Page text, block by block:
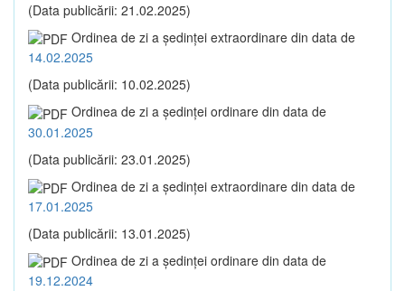
(Data publicării: 21.02.2025)
Ordinea de zi a şedinţei extraordinare din data de
14.02.2025
(Data publicării: 10.02.2025)
Ordinea de zi a şedinţei ordinare din data de
30.01.2025
(Data publicării: 23.01.2025)
Ordinea de zi a şedinţei extraordinare din data de
17.01.2025
(Data publicării: 13.01.2025)
Ordinea de zi a şedinţei ordinare din data de
19.12.2024